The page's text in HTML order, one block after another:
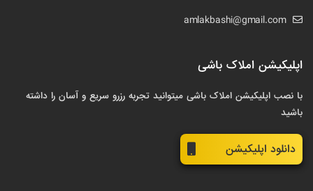
amlakbashi@gmail.com
اپلیکیشن املاک باشی
با نصب اپلیکیشن املاک باشی میتوانید تجربه رزرو سریع و آسان را داشته
باشید
دانلود اپلیکیشن